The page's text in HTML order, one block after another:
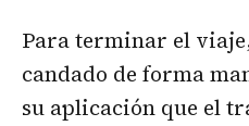
Para terminar el
candado de forma
su aplicación que el